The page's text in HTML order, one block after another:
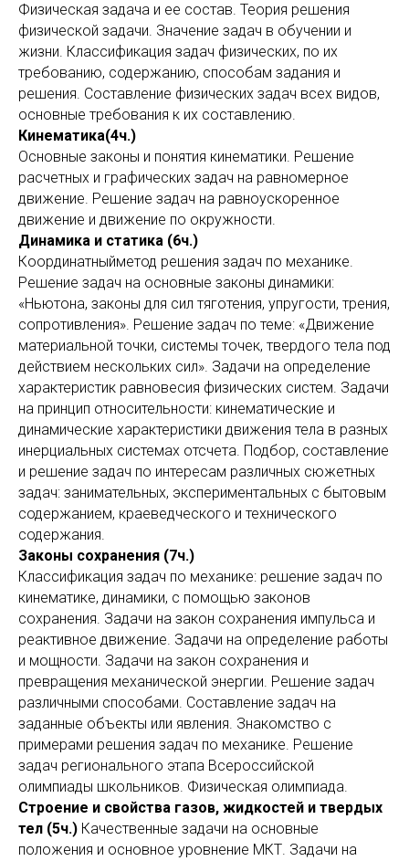
Физическая задача и ее состав. Теория решения
физической задачи. Значение задач в обучении и
жизни. Классификация задач физических, по их
требованию, содержанию, способам задания и
решения. Составление физических задач всех видов,
основные требования к их составлению.
Кинематика(4ч.)
Основные законы и понятия кинематики. Решение
расчетных и графических задач на равномерное
движение. Решение задач на равноускоренное
движение и движение по окружности.
Динамика и статика (6ч.)
Координатныйметод решения задач по механике.
Решение задач на основные законы динамики:
«Ньютона, законы для сил тяготения, упругости, трения,
сопротивления». Решение задач по теме: «Движение
материальной точки, системы точек, твердого тела под
действием нескольких сил». Задачи на определение
характеристик равновесия физических систем. Задачи
на принцип относительности: кинематические и
динамические характеристики движения тела в разных
инерциальных системах отсчета. Подбор, составление
и решение задач по интересам различных сюжетных
задач: занимательных, экспериментальных с бытовым
содержанием, краеведческого и технического
содержания.
Законы сохранения (7ч.)
Классификация задач по механике: решение задач по
кинематике, динамики, с помощью законов
сохранения. Задачи на закон сохранения импульса и
реактивное движение. Задачи на определение работы
и мощности. Задачи на закон сохранения и
превращения механической энергии. Решение задач
различными способами. Составление задач на
заданные объекты или явления. Знакомство с
примерами решения задач по механике. Решение
задач регионального этапа Всероссийской
олимпиады школьников. Физическая олимпиада.
Строение и свойства газов, жидкостей и твердых
тел (5ч.) Качественные задачи на основные
положения и основное уровнение МКТ. Задачи на